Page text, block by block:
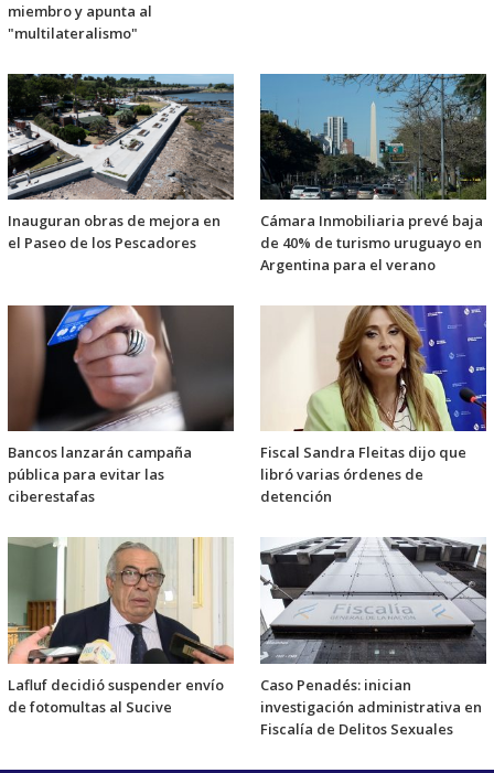
miembro y apunta al
"multilateralismo"
Inauguran obras de mejora en
el Paseo de los Pescadores
Cámara Inmobiliaria prevé baja
de 40% de turismo uruguayo en
Argentina para el verano
Bancos lanzarán campaña
pública para evitar las
ciberestafas
Fiscal Sandra Fleitas dijo que
libró varias órdenes de
detención
Lafluf decidió suspender envío
de fotomultas al Sucive
Caso Penadés: inician
investigación administrativa en
Fiscalía de Delitos Sexuales